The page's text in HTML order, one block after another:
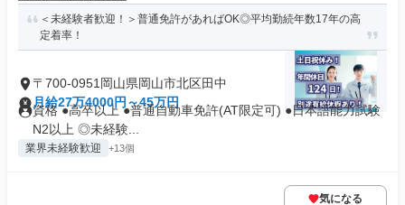
＜未経験者歓迎！＞普通免許があればOK◎平均勤続年数17年の高
定着率！
〒700-0951岡山県岡山市北区田中
月給27万4000円～45万円
資格 ●高卒以上 ●普通自動車免許(AT限定可) ●日本語能力試験
N2以上 ◎未経験...
業界未経験歓迎 +13個
気になる